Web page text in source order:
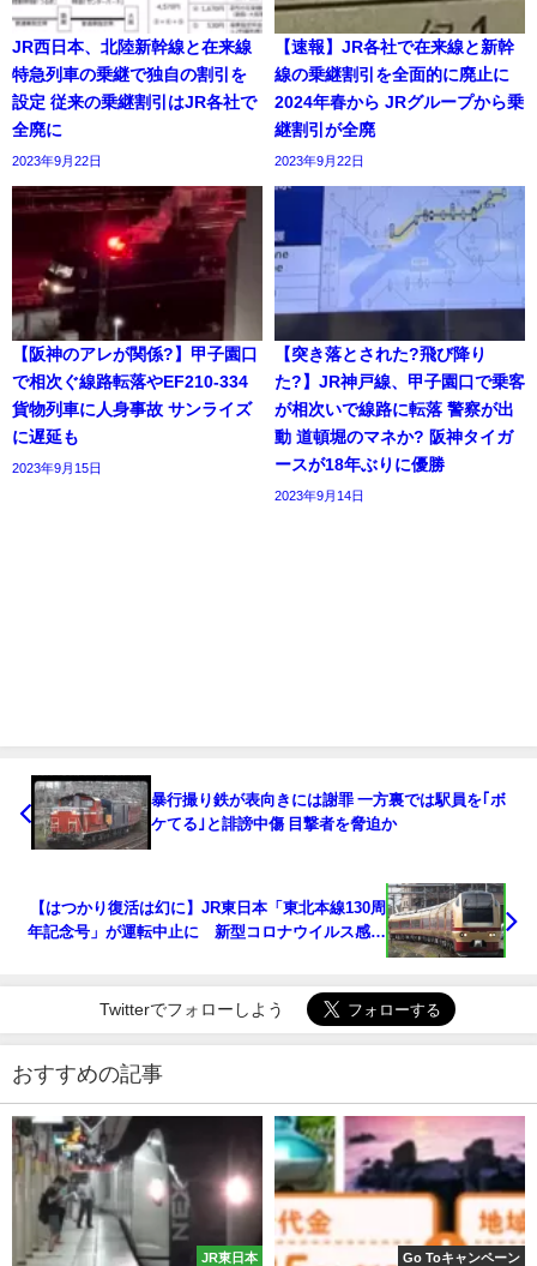
JR西日本、北陸新幹線と在来線
特急列車の乗継で独自の割引を
設定 従来の乗継割引はJR各社で
全廃に
2023年9月22日
【速報】JR各社で在来線と新幹
線の乗継割引を全面的に廃止に
2024年春から JRグループから乗
継割引が全廃
2023年9月22日
【阪神のアレが関係?】甲子園口
で相次ぐ線路転落やEF210-334
貨物列車に人身事故 サンライズ
に遅延も
2023年9月15日
【突き落とされた?飛び降り
た?】JR神戸線、甲子園口で乗客
が相次いで線路に転落 警察が出
動 道頓堀のマネか? 阪神タイガ
ースが18年ぶりに優勝
2023年9月14日
暴行撮り鉄が表向きには謝罪 一方裏では駅員を｢ボ
ケてる｣と誹謗中傷 目撃者を脅迫か
【はつかり復活は幻に】JR東日本「東北本線130周
年記念号」が運転中止に 新型コロナウイルス感染
Twitterでフォローしよう
おすすめの記事
JR東日本 Go Toキャンペーン